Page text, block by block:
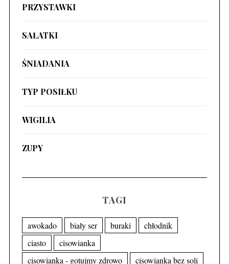
PRZYSTAWKI
SAŁATKI
ŚNIADANIA
TYP POSIŁKU
WIGILIA
ZUPY
TAGI
awokado biały ser buraki
chłodnik
ciasto
cisowianka
cisowianka - gotujmy zdrowo
cisowianka bez soli